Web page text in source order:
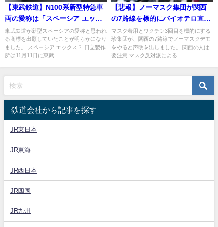
【東武鉄道】N100系新型特急車
両の愛称は「スペーシア エック
ス SPACIA X」？
東武鉄道が新型スペーシアの愛称と思われ
る商標を出願していたことが明らかになり
ました。 スペーシア エックス？ 日立製作
所は11月11日に東武...
【悲報】ノーマスク集団が関西
の7路線を標的にバイオテロ宣言
利用者は注意!
マスク着用とワクチン3回目を標的にする
珍集団が、関西の7路線でノーマスクデモ
をやると声明を出しました。 関西の人は
要注意 マスク反対派による...
鉄道会社から記事を探す
JR東日本
JR東海
JR西日本
JR四国
JR九州